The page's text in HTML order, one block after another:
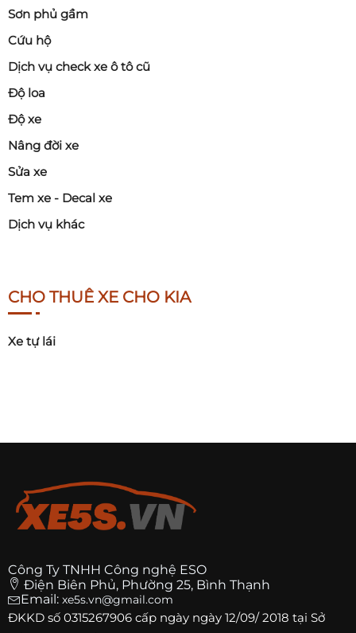
Sơn phủ gầm
Cứu hộ
Dịch vụ check xe ô tô cũ
Độ loa
Độ xe
Nâng đời xe
Sửa xe
Tem xe - Decal xe
Dịch vụ khác
CHO THUÊ XE CHO KIA
Xe tự lái
Công Ty TNHH Công nghệ ESO
Điện Biên Phủ, Phường 25, Bình Thạnh
Email: xe5s.vn@gmail.com
ĐKKD số 0315267906 cấp ngày ngày 12/09/ 2018 tại Sở